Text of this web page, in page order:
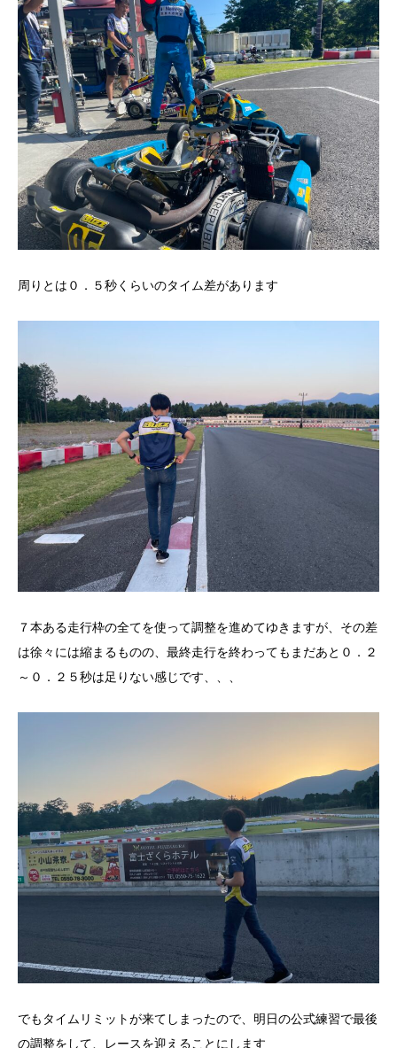
周りとは０．５秒くらいのタイム差があります
７本ある走行枠の全てを使って調整を進めてゆきますが、その差
は徐々には縮まるものの、最終走行を終わってもまだあと０．２
～０．２５秒は足りない感じです、、、
でもタイムリミットが来てしまったので、明日の公式練習で最後
の調整をして、レースを迎えることにします